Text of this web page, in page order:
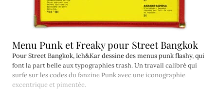
Menu Punk et Freaky pour Street Bangkok
Pour Street Bangkok, Ich&Kar dessine des menus punk flashy, qui
font la part belle aux typographies trash. Un travail calibré qui
surfe sur les codes du fanzine Punk avec une iconographie
excentrique et pimentée.